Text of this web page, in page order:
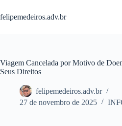
para
o
felipemedeiros.adv.br
Viagem Cancelada por Motivo de
Seus Direitos
felipemedeiros.adv.br
27 de novembro de 2025